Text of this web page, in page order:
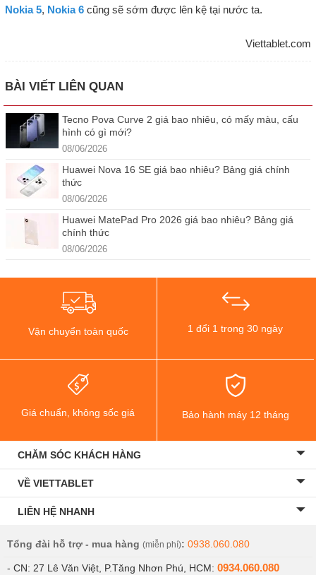
Nokia 5, Nokia 6cũng sẽ sớm được lên kệ tại nước ta.
Viettablet.com
BÀI VIẾT LIÊN QUAN
Tecno Pova Curve 2 giá bao nhiêu, có mấy màu, cấu
hình có gì mới?
08/06/2026
Huawei Nova 16 SE giá bao nhiêu? Bảng giá chính
thức
08/06/2026
Huawei MatePad Pro 2026 giá bao nhiêu? Bảng giá
chính thức
08/06/2026
Vận chuyển toàn quốc 1 đổi 1 trong 30 ngày
Giá chuẩn, không sốc giá Bảo hành máy 12 tháng
CHĂM SÓC KHÁCH HÀNG
VỀ VIETTABLET
LIÊN HỆ NHANH
Tổng đài hỗ trợ - mua hàng (miễn phí): 0938.060.080
- CN: 27 Lê Văn Việt, P.Tăng Nhơn Phú, HCM: 0934.060.080